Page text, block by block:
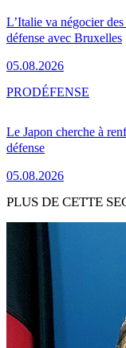
L’Italie va négocier
défense avec Bruxelles
05.08.2026
Le Japon cherche à
défense
05.08.2026
PRODÉFENSE
PLUS DE CETTE